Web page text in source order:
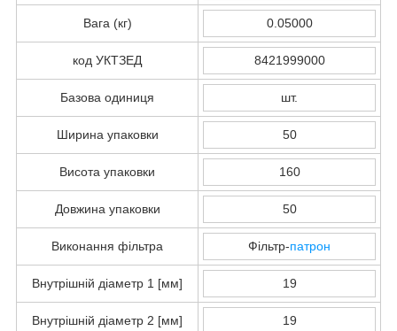
Вага (кг) 0.05000
код УКТЗЕД 8421999000
Базова одиниця шт.
Ширина упаковки 50
Висота упаковки 160
Довжина упаковки 50
Виконання фільтра Фільтр-патрон
Внутрішній діаметр 1 [мм] 19
Внутрішній діаметр 2 [мм] 19